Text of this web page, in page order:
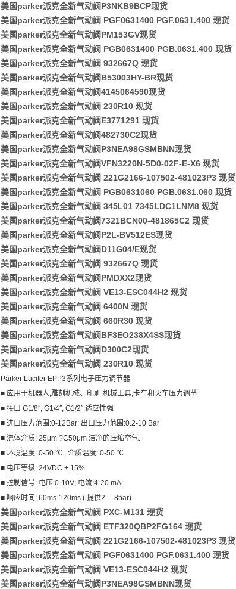
美国parker派克全新气动阀P3NKB9BCP现货
美国parker派克全新气动阀 PGF0631400 PGF.0631.400 现货
美国parker派克全新气动阀PM153GV现货
美国parker派克全新气动阀 PGB0631400 PGB.0631.400 现货
美国parker派克全新气动阀 932667Q 现货
美国parker派克全新气动阀B53003HY-BR现货
美国parker派克全新气动阀4145064590现货
美国parker派克全新气动阀 230R10 现货
美国parker派克全新气动阀E3771291 现货
美国parker派克全新气动阀482730C2现货
美国parker派克全新气动阀P3NEA98GSMBNN现货
美国parker派克全新气动阀VFN3220N-5D0-02F-E-X6 现货
美国parker派克全新气动阀 221G2166-107502-481023P3 现货
美国parker派克全新气动阀 PGB0631060 PGB.0631.060 现货
美国parker派克全新气动阀 345L01 7345LDC1LNM8 现货
美国parker派克全新气动阀7321BCN00-481865C2 现货
美国parker派克全新气动阀P2L-BV512ES现货
美国parker派克全新气动阀D11G04/E现货
美国parker派克全新气动阀 932667Q 现货
美国parker派克全新气动阀PMDXX2现货
美国parker派克全新气动阀 VE13-ESC044H2 现货
美国parker派克全新气动阀 6400N 现货
美国parker派克全新气动阀 660R30 现货
美国parker派克全新气动阀BF3EO238X4SS现货
美国parker派克全新气动阀D300C2现货
美国parker派克全新气动阀 230R10 现货
Parker Lucifer EPP3系列电子压力调节器
■ 应用于机器人,雕刻机械、印刷,机械工具,卡车和火车压力调节
■ 接口 G1/8″, G1/4″, G1/2″,适应性强
■ 进口压力范围:0-12Bar; 出口压力范围:0.2-10 Bar
■ 流体介质: 25μm ?C50μm 洁净的压缩空气.
■ 环境温度: 0-50 ℃ , 介质温度: 0-50 ℃
■ 电压等级: 24VDC + 15%
■ 控制信号: 电压:0-10V; 电流:4-20 mA
■ 响应时间: 60ms-120ms ( 提供2― 8bar)
美国parker派克全新气动阀 PXC-M131 现货
美国parker派克全新气动阀 ETF320QBP2FG164 现货
美国parker派克全新气动阀 221G2166-107502-481023P3 现货
美国parker派克全新气动阀 PGF0631400 PGF.0631.400 现货
美国parker派克全新气动阀 VE13-ESC044H2 现货
美国parker派克全新气动阀P3NEA98GSMBNN现货